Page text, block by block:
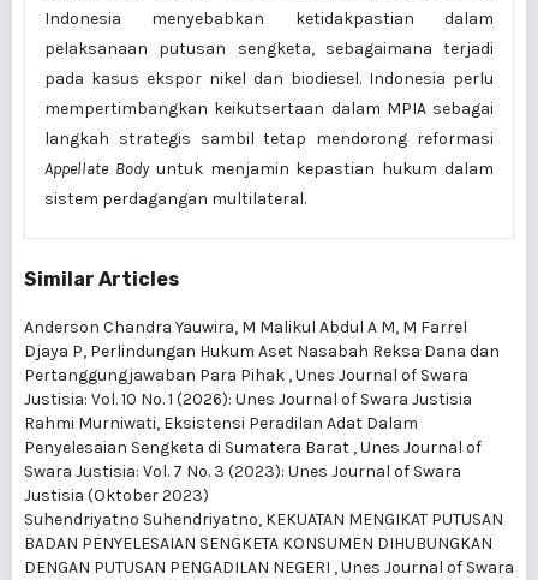
Indonesia menyebabkan ketidakpastian dalam
pelaksanaan putusan sengketa, sebagaimana terjadi
pada kasus ekspor nikel dan biodiesel. Indonesia perlu
mempertimbangkan keikutsertaan dalam MPIA sebagai
langkah strategis sambil tetap mendorong reformasi
Appellate Bodyuntuk menjamin kepastian hukum dalam
sistem perdagangan multilateral.
Similar Articles
Anderson Chandra Yauwira, M Malikul Abdul A M, M Farrel
Djaya P, Perlindungan Hukum Aset Nasabah Reksa Dana dan
Pertanggungjawaban Para Pihak ,Unes Journal of Swara
Justisia: Vol. 10 No. 1 (2026): Unes Journal of Swara Justisia
Rahmi Murniwati, Eksistensi Peradilan Adat Dalam
Penyelesaian Sengketa di Sumatera Barat ,Unes Journal of
Swara Justisia: Vol. 7 No. 3 (2023): Unes Journal of Swara
Justisia (Oktober 2023)
Suhendriyatno Suhendriyatno, KEKUATAN MENGIKAT PUTUSAN
BADAN PENYELESAIAN SENGKETA KONSUMEN DIHUBUNGKAN
DENGAN PUTUSAN PENGADILAN NEGERI ,Unes Journal of Swara